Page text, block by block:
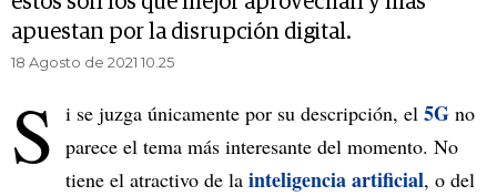
apuestan por la disrupción digital.
18 Agosto de 2021 10.25
S i se juzga únicamente por su descripción, el 5G no
parece el tema más interesante del momento. No
tiene el atractivo de la inteligencia artificial, o del